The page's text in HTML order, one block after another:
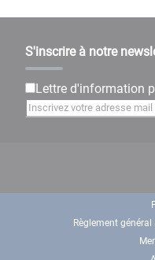
S'inscrire à notre
Lettre d'information
Règlement